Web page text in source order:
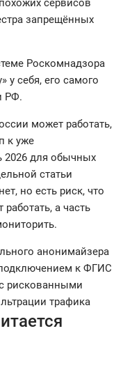
сервисов
запрещённых
Роскомнадзора
у себя, его самого
РФ.
может работать,
к уже
для обычных
статьи
но есть риск, что
а часть